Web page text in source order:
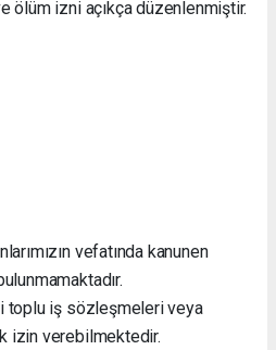
izni açıkça düzenlenmiştir.
vefatında kanunen
toplu iş sözleşmeleri veya
izin verebilmektedir.